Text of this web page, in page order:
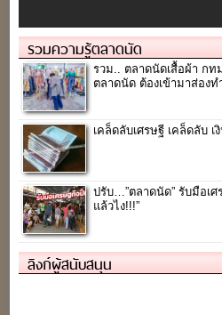
รวมความรู้ตลาดนัด
รวม.. ตลาดนัดเสื้อผ้า กท
ตลาดนัด ต้องเข้ามาส่องท
เคล็ดลับเศรษฐี เคล็ดลับ
ปรับ…”ตลาดนัด” รับมือเศ
แล้วไง!!!”
ลิงก์ผู้สนับสนุน